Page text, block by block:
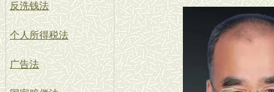
反洗钱法
个人所得税法
广告法